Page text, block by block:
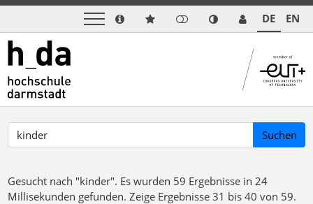
DE EN
Suchen
Gesucht nach "kinder". Es wurden 59 Ergebnisse in 24
Millisekunden gefunden.Zeige Ergebnisse 31 bis 40 von 59.